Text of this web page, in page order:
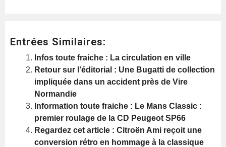
Entrées Similaires:
Infos toute fraiche : La circulation en ville
Retour sur l’éditorial : Une Bugatti de collection
impliquée dans un accident près de Vire
Normandie
Information toute fraiche : Le Mans Classic :
premier roulage de la CD Peugeot SP66
Regardez cet article : Citroën Ami reçoit une
conversion rétro en hommage à la classique